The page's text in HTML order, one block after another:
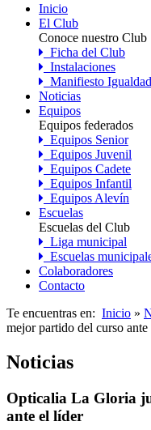
Inicio
El Club
Conoce nuestro Club
Ficha del Club
Instalaciones
Manifiesto Igualdad
Noticias
Equipos
Equipos federados
Equipos Senior
Equipos Juvenil
Equipos Cadete
Equipos Infantil
Equipos Alevín
Escuelas
Escuelas del Club
Liga municipal
Escuelas
Colaboradores
Contacto
Te encuentras en: Inicio »
mejor partido del curso
Noticias
Opticalia La Gloria
ante el líder